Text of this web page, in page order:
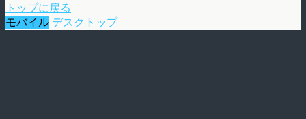
トップに戻る
モバイル デスクトップ